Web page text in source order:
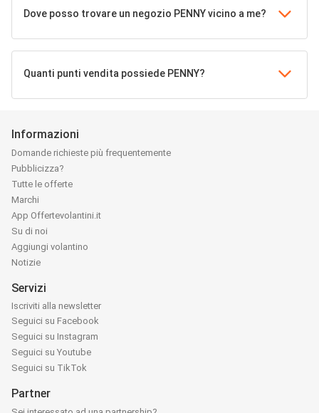
Dove posso trovare un negozio PENNY vicino a me?
Quanti punti vendita possiede PENNY?
Informazioni
Domande richieste più frequentemente
Pubblicizza?
Tutte le offerte
Marchi
App Offertevolantini.it
Su di noi
Aggiungi volantino
Notizie
Servizi
Iscriviti alla newsletter
Seguici su Facebook
Seguici su Instagram
Seguici su Youtube
Seguici su TikTok
Partner